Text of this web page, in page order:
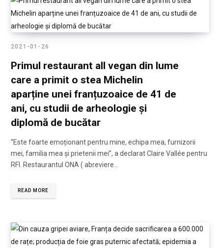
2021-01-26
Primul restaurant all vegan din lume
care a primit o stea Michelin
aparține unei franțuzoaice de 41 de
ani, cu studii de arheologie și
diplomă de bucătar
“Este foarte emoționant pentru mine, echipa mea, furnizorii
mei, familia mea și prietenii mei”, a declarat Claire Vallée pentru
RFI. Restaurantul ONA ( abreviere…
READ MORE